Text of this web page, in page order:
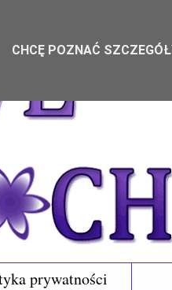
prywatności
CHCĘ POZNAĆ